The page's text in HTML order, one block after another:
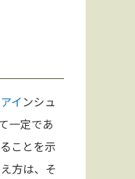
アインシュ
一定であ
ことを示
方は、そ